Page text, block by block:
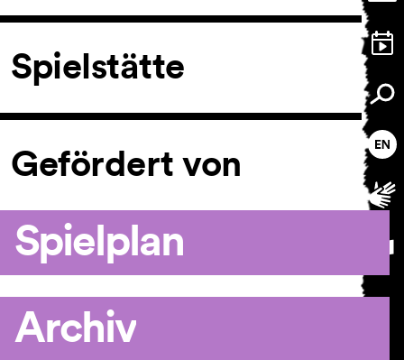
Spielstätte
Gefördert von
Spielplan
Archiv